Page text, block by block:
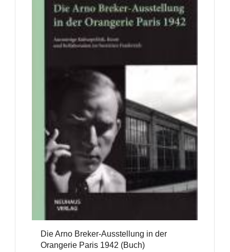
Die Arno Breker-Ausstellung in der
Orangerie Paris 1942 (Buch)